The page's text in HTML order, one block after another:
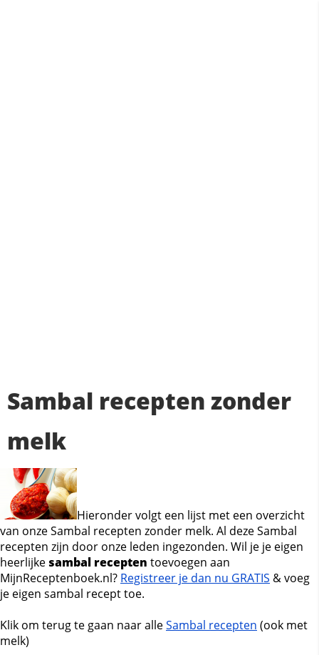
Sambal recepten zonder
melk
Hieronder volgt een lijst met een overzicht
van onze Sambal recepten zonder melk. Al deze Sambal
recepten zijn door onze leden ingezonden. Wil je je eigen
heerlijke sambal recepten toevoegen aan
MijnReceptenboek.nl? Registreer je dan nu GRATIS & voeg
je eigen sambal recept toe.
Klik om terug te gaan naar alleSambal recepten (ook met
melk)